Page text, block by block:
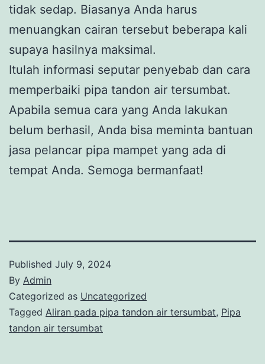
tidak sedap. Biasanya Anda harus
menuangkan cairan tersebut beberapa kali
supaya hasilnya maksimal.
Itulah informasi seputar penyebab dan cara
memperbaiki pipa tandon air tersumbat.
Apabila semua cara yang Anda lakukan
belum berhasil, Anda bisa meminta bantuan
jasa pelancar pipa mampet yang ada di
tempat Anda. Semoga bermanfaat!
Published July 9, 2024
By Admin
Categorized as Uncategorized
Tagged Aliran pada pipa tandon air tersumbat, Pipa
tandon air tersumbat